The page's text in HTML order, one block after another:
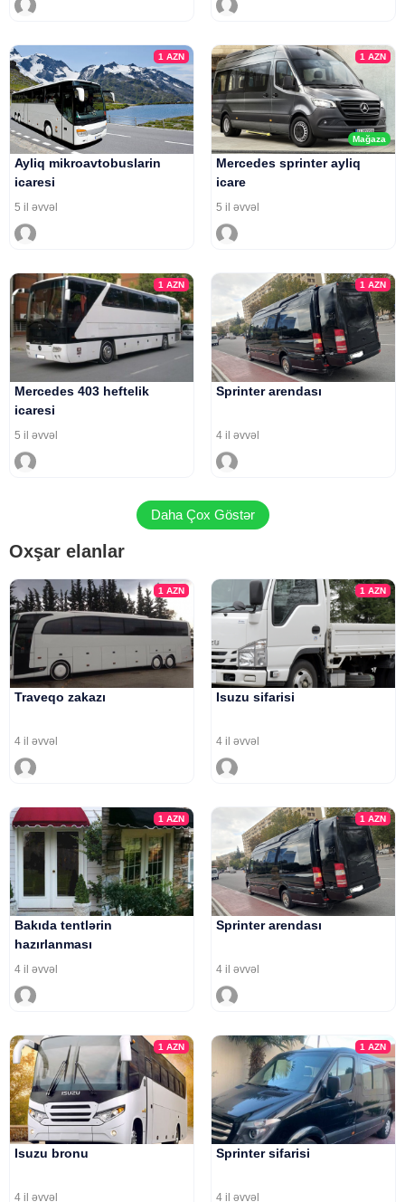
1AZN
Ayliq mikroavtobuslarin
icaresi
5 il əvvəl
Mağaza
1 AZN
Mercedes sprinter ayliq
icare
5 il əvvəl
1AZN
Mercedes 403 heftelik
icaresi
5 il əvvəl
1 AZN
Sprinter arendası
4 il əvvəl
Daha Çox Göstər
Oxşar elanlar
1AZN
Traveqo zakazı
4 il əvvəl
1 AZN
Isuzu sifarisi
4 il əvvəl
1AZN
Bakıda tentlərin
hazırlanması
4 il əvvəl
1 AZN
Sprinter arendası
4 il əvvəl
1AZN
Isuzu bronu
4 il əvvəl
1 AZN
Sprinter sifarisi
4 il əvvəl